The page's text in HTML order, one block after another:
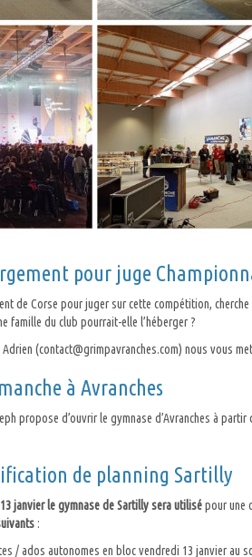
pour juge
de Corse pour juger sur cette compétition,
famille du club pourrait-elle l’héberger ?
(contact@grimpavranches.com) nous vous
à Avranches
propose d’ouvrir le gymnase d’Avranches à
de planning Sartilly
janvier le gymnase de Sartilly sera utilisépour une
:
/ ados autonomes en bloc vendredi 13 janvier au